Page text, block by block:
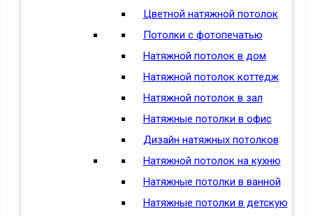
Цветной натяжной потолок
Потолки с фотопечатью
Натяжной потолок в дом
Натяжной потолок коттедж
Натяжной потолок в зал
Натяжные потолки в офис
Дизайн натяжных потолков
Натяжной потолок на кухню
Натяжные потолки в ванной
Натяжные потолки в детскую